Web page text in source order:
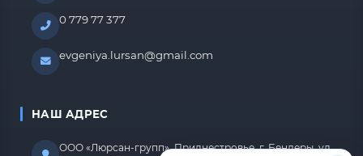
0 779 77 377
evgeniya.lursan@gmail.com
НАШ АДРЕС
ООО «Люрсан-групп», Приднестровье, г. Бендеры, ул.